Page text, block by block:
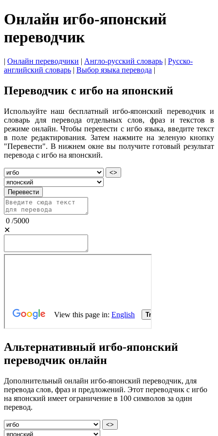
Онлайн игбо-японский
переводчик
| Онлайн переводчики | Англо-русский словарь | Русско-
английский словарь | Выбор языка перевода |
Переводчик с игбо на японский
Используйте наш бесплатный игбо-японский переводчик и
словарь для перевода отдельных слов, фраз и текстов в
режиме онлайн. Чтобы перевести с игбо языка, введите текст
в поле редактирования. Затем нажмите на зеленую кнопку
"Перевести". В нижнем окне вы получите готовый результат
перевода с игбо на японский.
<>
Перевести
0 /5000
✕
Альтернативный игбо-японский
переводчик онлайн
Дополнительный онлайн игбо-японский переводчик, для
перевода слов, фраз и предложений. Этот переводчик с игбо
на японский имеет ограничение в 100 символов за один
перевод.
<>